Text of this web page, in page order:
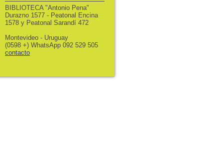
BIBLIOTECA "Antonio Pena"
Durazno 1577 - Peatonal Encina
1578 y Peatonal Sarandí 472
Montevideo - Uruguay
(0598 +) WhatsApp 092 529 505
contacto